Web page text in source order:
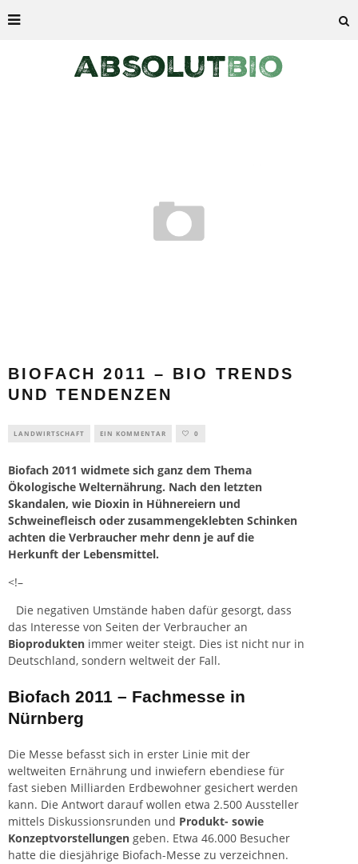
BIOFACH 2011 – BIO TRENDS
UND TENDENZEN
LANDWIRTSCHAFT EIN KOMMENTAR 0
Biofach 2011 widmete sich ganz dem Thema
Ökologische Welternährung. Nach den letzten
Skandalen, wie Dioxin in Hühnereiern und
Schweinefleisch oder zusammengeklebten Schinken
achten die Verbraucher mehr denn je auf die
Herkunft der Lebensmittel.
<!–
Die negativen Umstände haben dafür gesorgt, dass
das Interesse von Seiten der Verbraucher an
Bioprodukten immer weiter steigt. Dies ist nicht nur in
Deutschland, sondern weltweit der Fall.
Biofach 2011 – Fachmesse in
Nürnberg
Die Messe befasst sich in erster Linie mit der
weltweiten Ernährung und inwiefern ebendiese für
fast sieben Milliarden Erdbewohner gesichert werden
kann. Die Antwort darauf wollen etwa 2.500 Aussteller
mittels Diskussionsrunden und Produkt- sowie
Konzeptvorstellungen geben. Etwa 46.000 Besucher
hatte die diesjährige Biofach-Messe zu verzeichnen.